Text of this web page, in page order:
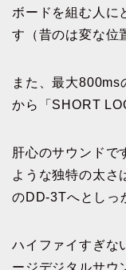
ボードを組む人に
す（昔のは変な
また、最大800ms
から「SHORT
肝心のサウンドで
ような独特の太さ
のDD-3Tへとしっ
ハイファイすぎな